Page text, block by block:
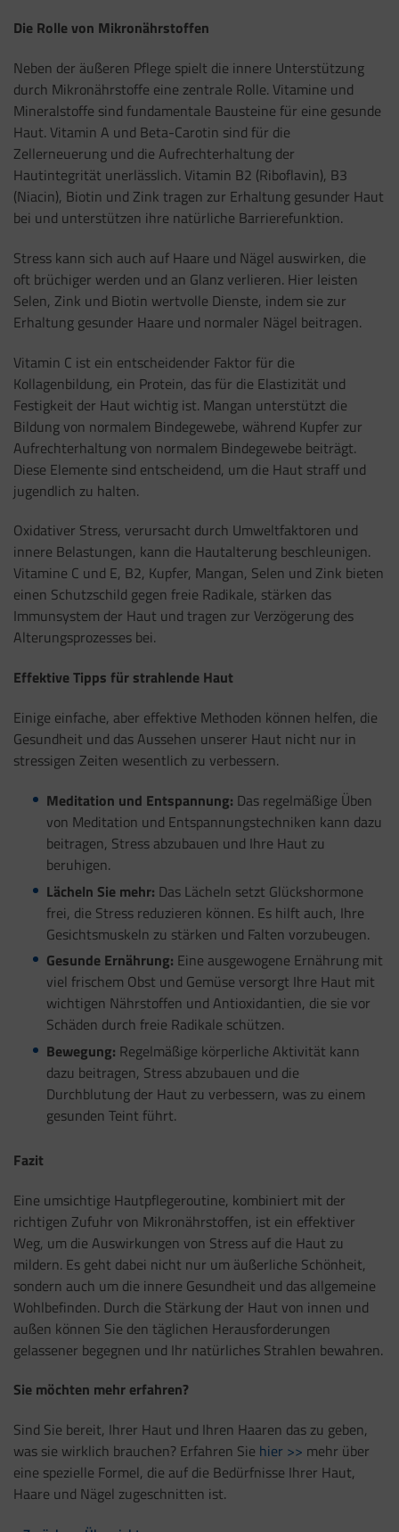
Die Rolle von Mikronährstoffen
Neben der äußeren Pflege spielt die innere Unterstützung
durch Mikronährstoffe eine zentrale Rolle. Vitamine und
Mineralstoffe sind fundamentale Bausteine für eine gesunde
Haut. Vitamin A und Beta-Carotin sind für die
Zellerneuerung und die Aufrechterhaltung der
Hautintegrität unerlässlich. Vitamin B2 (Riboflavin), B3
(Niacin), Biotin und Zink tragen zur Erhaltung gesunder Haut
bei und unterstützen ihre natürliche Barrierefunktion.
Stress kann sich auch auf Haare und Nägel auswirken, die
oft brüchiger werden und an Glanz verlieren. Hier leisten
Selen, Zink und Biotin wertvolle Dienste, indem sie zur
Erhaltung gesunder Haare und normaler Nägel beitragen.
Vitamin C ist ein entscheidender Faktor für die
Kollagenbildung, ein Protein, das für die Elastizität und
Festigkeit der Haut wichtig ist. Mangan unterstützt die
Bildung von normalem Bindegewebe, während Kupfer zur
Aufrechterhaltung von normalem Bindegewebe beiträgt.
Diese Elemente sind entscheidend, um die Haut straff und
jugendlich zu halten.
Oxidativer Stress, verursacht durch Umweltfaktoren und
innere Belastungen, kann die Hautalterung beschleunigen.
Vitamine C und E, B2, Kupfer, Mangan, Selen und Zink bieten
einen Schutzschild gegen freie Radikale, stärken das
Immunsystem der Haut und tragen zur Verzögerung des
Alterungsprozesses bei.
Effektive Tipps für strahlende Haut
Einige einfache, aber effektive Methoden können helfen, die
Gesundheit und das Aussehen unserer Haut nicht nur in
stressigen Zeiten wesentlich zu verbessern.
Meditation und Entspannung: Das regelmäßige Üben
von Meditation und Entspannungstechniken kann dazu
beitragen, Stress abzubauen und Ihre Haut zu
beruhigen.
Lächeln Sie mehr: Das Lächeln setzt Glückshormone
frei, die Stress reduzieren können. Es hilft auch, Ihre
Gesichtsmuskeln zu stärken und Falten vorzubeugen.
Gesunde Ernährung: Eine ausgewogene Ernährung mit
viel frischem Obst und Gemüse versorgt Ihre Haut mit
wichtigen Nährstoffen und Antioxidantien, die sie vor
Schäden durch freie Radikale schützen.
Bewegung: Regelmäßige körperliche Aktivität kann
dazu beitragen, Stress abzubauen und die
Durchblutung der Haut zu verbessern, was zu einem
gesunden Teint führt.
Fazit
Eine umsichtige Hautpflegeroutine, kombiniert mit der
richtigen Zufuhr von Mikronährstoffen, ist ein effektiver
Weg, um die Auswirkungen von Stress auf die Haut zu
mildern. Es geht dabei nicht nur um äußerliche Schönheit,
sondern auch um die innere Gesundheit und das allgemeine
Wohlbefinden. Durch die Stärkung der Haut von innen und
außen können Sie den täglichen Herausforderungen
gelassener begegnen und Ihr natürliches Strahlen bewahren.
Sie möchten mehr erfahren?
Sind Sie bereit, Ihrer Haut und Ihren Haaren das zu geben,
was sie wirklich brauchen? Erfahren Sie hier >> mehr über
eine spezielle Formel, die auf die Bedürfnisse Ihrer Haut,
Haare und Nägel zugeschnitten ist.